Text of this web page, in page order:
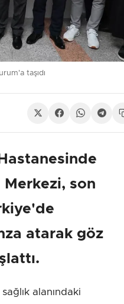
taşıdı
Merkezi, son
atarak göz
alanındaki